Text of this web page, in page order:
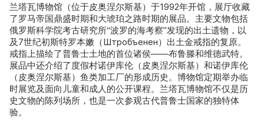
兰塔瓦博物馆（位于皮奥涅尔斯基）于1992年开馆，展厅收藏
了罗马帝国鼎盛时期和大琥珀之路时期的展品。主要文物包括
俄罗斯科学院考古研究所“波罗的海考察”发现的出土遗物，以
及7世纪初斯特罗本嫩（Штробъенен）出土金戒指的复原。
戒指上描绘了普鲁士土地的首位诸侯——布鲁滕和维德武特。
展品中还介绍了度假村诺伊库伦（皮奥涅尔斯基）和诺伊库伦
（皮奥涅尔斯基）鱼类加工厂的形成历史。博物馆定期举办临
时展览及面向儿童和成人的公开课程。兰塔瓦博物馆不仅是历
史文物的陈列场所，也是一次参观古代普鲁士国家的独特体
验。